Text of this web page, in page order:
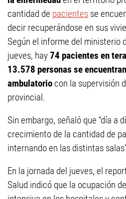
cantidad de pacientes se
decir recuperándose en sus
Según el informe del ministerio
jueves, hay74 pacientes en
13.578 personas se
ambulatorio con la supervisión
provincial.
Sin embargo, señaló que “día a
crecimiento de la cantidad de
internando en las distintas
En la jornada del jueves, el
Salud indicó que la ocupación